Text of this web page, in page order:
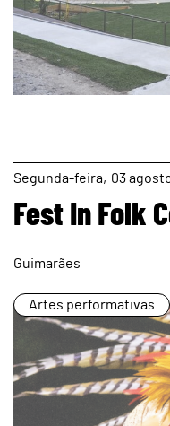
page 03
Segunda
Fest In Folk
Guimarães
Artes performativas